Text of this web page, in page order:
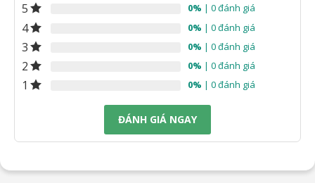
5 0% | 0 đánh giá
4 0% | 0 đánh giá
3 0% | 0 đánh giá
2 0% | 0 đánh giá
1 0% | 0 đánh giá
ĐÁNH GIÁ NGAY